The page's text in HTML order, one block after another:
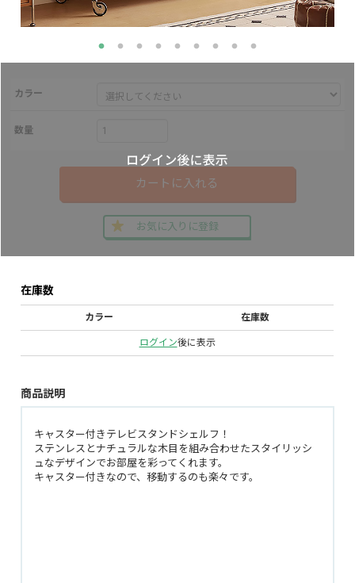
カラー
数量
カートに入れる
お気に入りに登録
在庫数
カラー 在庫数
ログイン後に表示
商品説明
キャスター付きテレビスタンドシェルフ！
ステンレスとナチュラルな木目を組み合わせたスタイリッシ
ュなデザインでお部屋を彩ってくれます。
キャスター付きなので、移動するのも楽々です。